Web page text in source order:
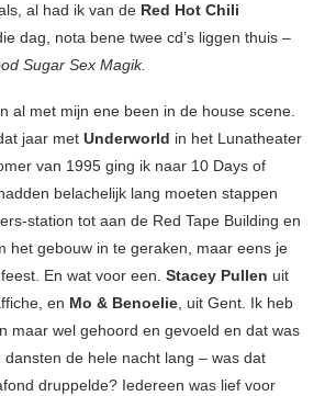
al had ik van de Red Hot Chili
dag, nota bene twee cd’s liggen thuis –
Sugar Sex Magik.
al met mijn ene been in de house scene.
jaar met Underworld in het Lunatheater
van 1995 ging ik naar 10 Days of
belachelijk lang moeten stappen
station tot aan de Red Tape Building en
het gebouw in te geraken, maar eens je
En wat voor een. Stacey Pullen uit
en Mo & Benoelie, uit Gent. Ik heb
maar wel gehoord en gevoeld en dat was
dansten de hele nacht lang – was dat
druppelde? Iedereen was lief voor